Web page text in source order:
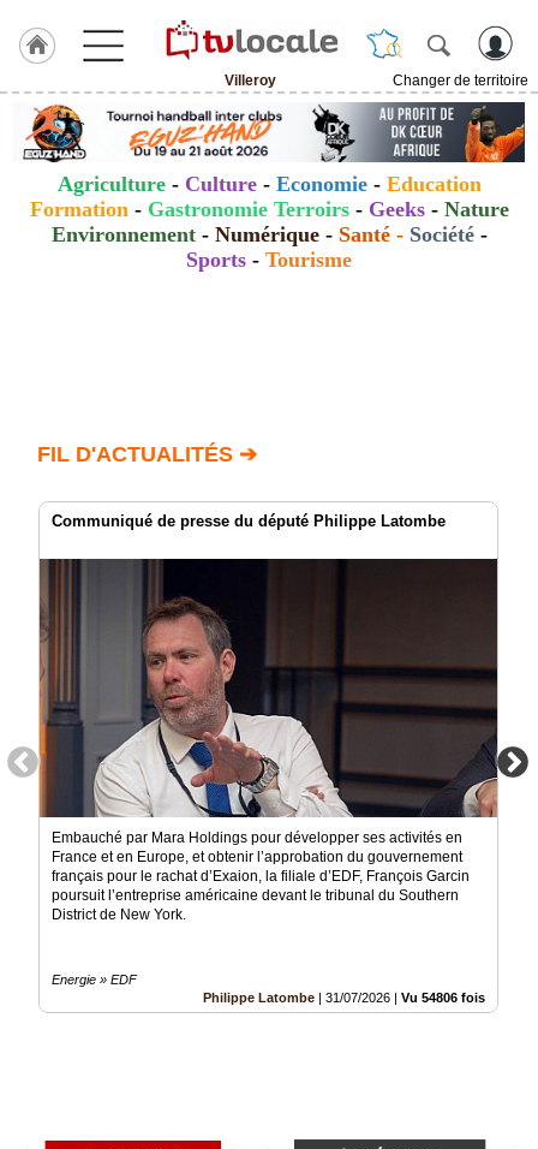
Villeroy
Changer de territoire
J'adhère
Hulcoq
ACCUEIL
Villeroy
Agenda
groupe
Blogs
Prémium
Inscription
annuaire
pro
Agriculture- Culture - Economie- Education
Formation - Gastronomie Terroirs- Geeks- Nature
Environnement- Numérique- Santé- Société-
Sports - Tourisme
FIL D'ACTUALITÉS ➔
Communiqué de presse du député Philippe Latombe
Embauché par Mara Holdings pour développer ses activités en
France et en Europe, et obtenir l’approbation du gouvernement
français pour le rachat d’Exaion, la filiale d’EDF, François Garcin
poursuit l’entreprise américaine devant le tribunal du Southern
District de New York.
Energie » EDF
Philippe Latombe
31/07/2026 Vu 54806 fois